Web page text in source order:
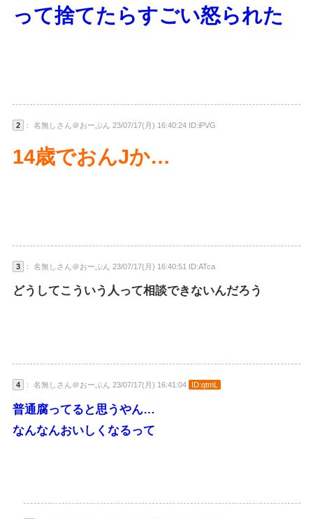
って捨てたらすごい怒られた
2 ： 名無しさん＠おーぷん 23/07/17(月) 16:40:24 ID:iPVG
14歳でおんJか…
3 ： 名無しさん＠おーぷん 23/07/17(月) 16:40:51 ID:ATca
どうしてこういう人って相談できないんだろう
4 ： 名無しさん＠おーぷん 23/07/17(月) 16:41:04 ID:qtmL
普通腐ってると思うやん…
なんなんおいしくなるって